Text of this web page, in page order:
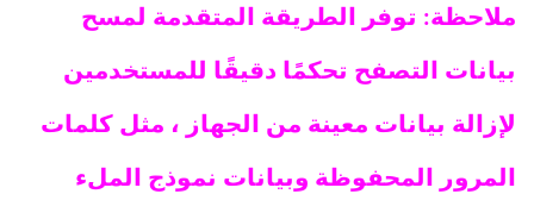
ملاحظة: توفر الطريقة المتقدمة لمسح
بيانات التصفح تحكمًا دقيقًا للمستخدمين
لإزالة بيانات معينة من الجهاز ، مثل كلمات
المرور المحفوظة وبيانات نموذج الملء